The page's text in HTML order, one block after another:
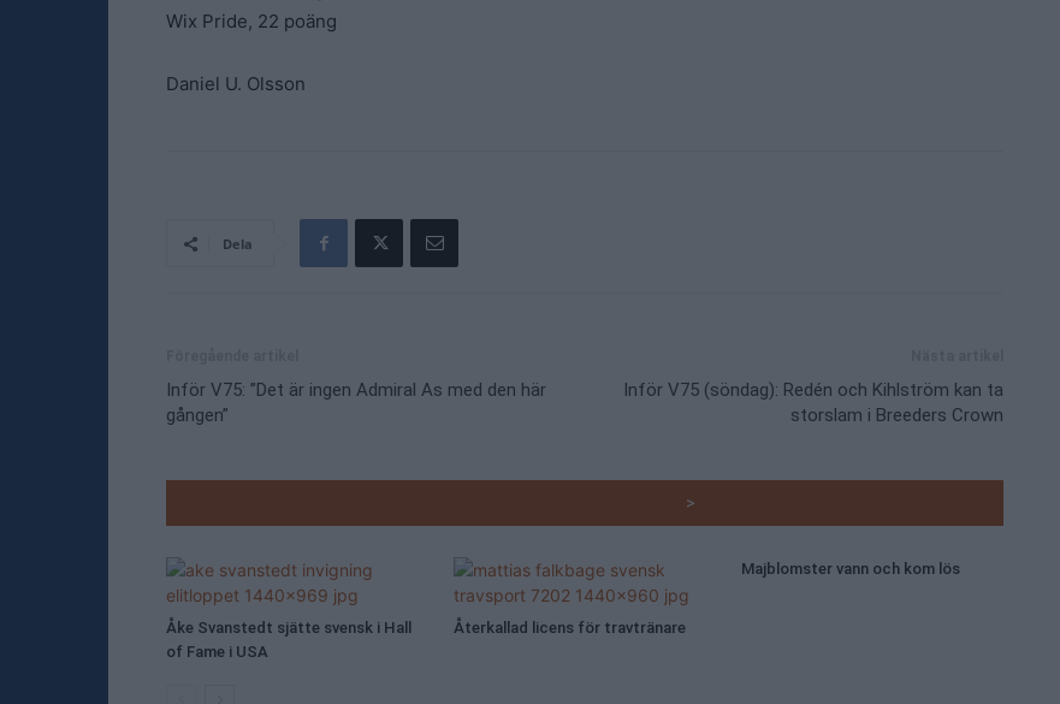
Wix Pride, 22 poäng
Daniel U. Olsson
Dela
Inför V75: ”Det är ingen Admiral As med den här
gången”
Inför V75 (söndag): Redén och Kihlström kan ta
storslam i Breeders Crown
>
Åke Svanstedt sjätte svensk i Hall
of Fame i USA
Återkallad licens för travtränare
Majblomster vann och kom lös